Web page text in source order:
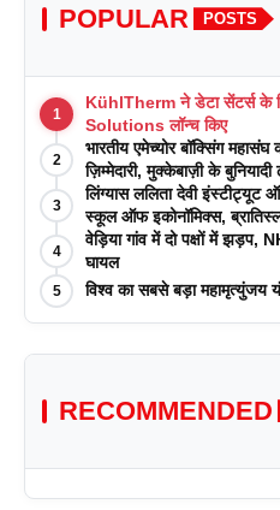
POPULAR POSTS
1
KühlTherm ने डेटा सेंटर्स के
Solutions लॉन्च किए
2
भारतीय एमेच्योर बॉक्सिंग
ज़िम्मेदारी, मुक्केबाज़ी के
3
लिंग्यास ललिता देवी इंस्टीट्यूट
स्कूल ऑफ इकोनॉमिक्स,
पत्रिकाओं में प्रकाशन रणनीतियों
आयोजन किया
4
वेड़िया गांव में दो पक्षों में झड़प,
घायल
5 विश्व का सबसे बड़ा महामृत्युंजय
RECOMMENDED